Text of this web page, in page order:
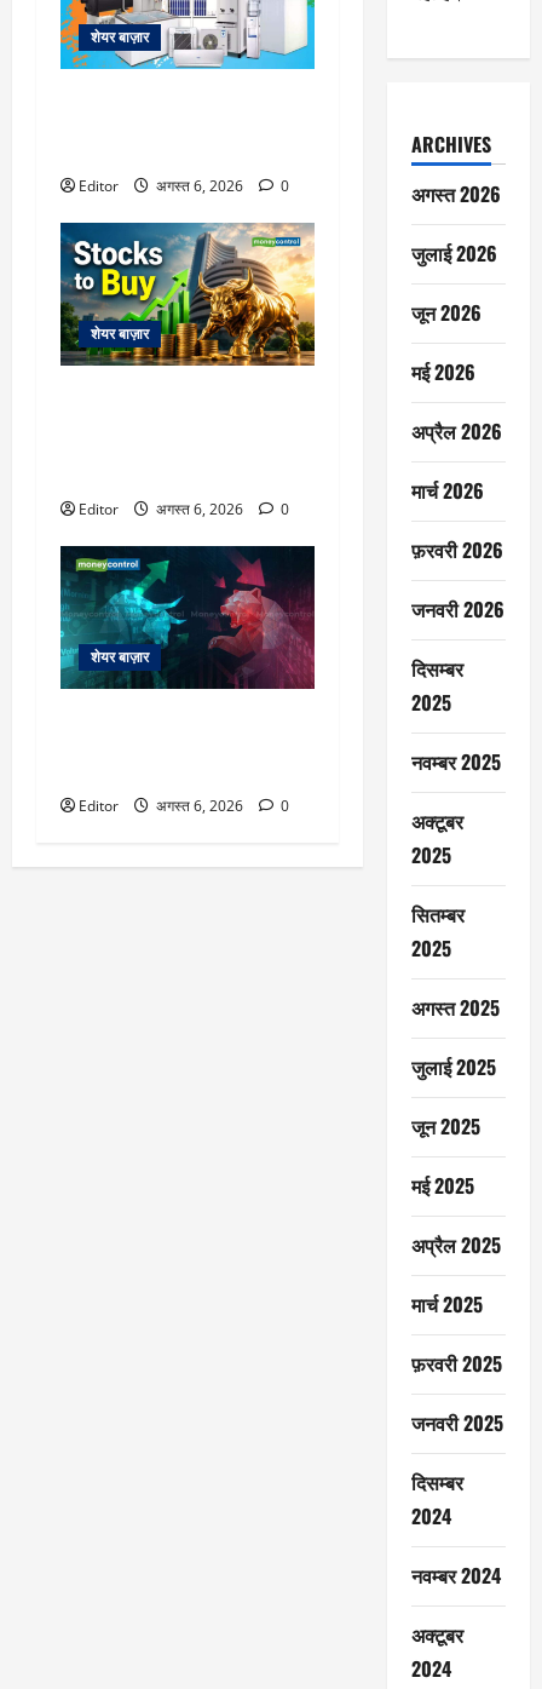
शेयर बाज़ार
Editor अगस्त 6, 2026 0
शेयर बाज़ार
Editor अगस्त 6, 2026 0
शेयर बाज़ार
Editor अगस्त 6, 2026 0
ARCHIVES
अगस्त 2026
जुलाई 2026
जून 2026
मई 2026
अप्रैल 2026
मार्च 2026
फ़रवरी 2026
जनवरी 2026
दिसम्बर
2025
नवम्बर 2025
अक्टूबर
2025
सितम्बर
2025
अगस्त 2025
जुलाई 2025
जून 2025
मई 2025
अप्रैल 2025
मार्च 2025
फ़रवरी 2025
जनवरी 2025
दिसम्बर
2024
नवम्बर 2024
अक्टूबर
2024